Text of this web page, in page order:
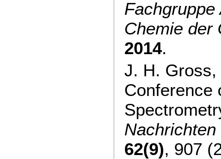
Chemie der
2014.
J. H. Gross,
Conference
62(9), 907